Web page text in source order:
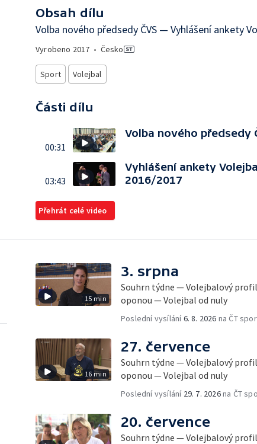
Obsah dílu
Volba nového předsedy ČVS — Vyhlášení ankety
Vyrobeno 2017 • Česko
Sport Volejbal
Části dílu
00:31
Volba nového předsedy
03:43
Vyhlášení ankety
2016/2017
Přehrát celé video
15 min
3. srpna
Souhrn týdne — Volejbalový
oponou — Volejbal od nuly
Poslední vysílání6. 8. 2026 na ČT
16 min
27. července
Souhrn týdne — Volejbalový
oponou — Volejbal od nuly
Poslední vysílání 29. 7. 2026na ČT
20. července
Souhrn týdne — Volejbalový